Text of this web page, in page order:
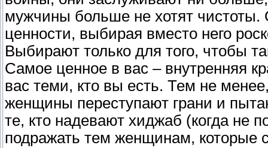
мужчины больше не хотят
ценности, выбирая вместо него
Выбирают только для того, чтобы
Самое ценное в вас – внутренняя
вас теми, кто вы есть. Тем не
женщины переступают грани и
те, кто надевают хиджаб (когда не
подражать тем женщинам, которые